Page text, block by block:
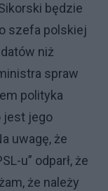
będzie
szefa polskiej
niż
spraw
polityka
jest jego
uwagę, że
u” odparł, że
że należy